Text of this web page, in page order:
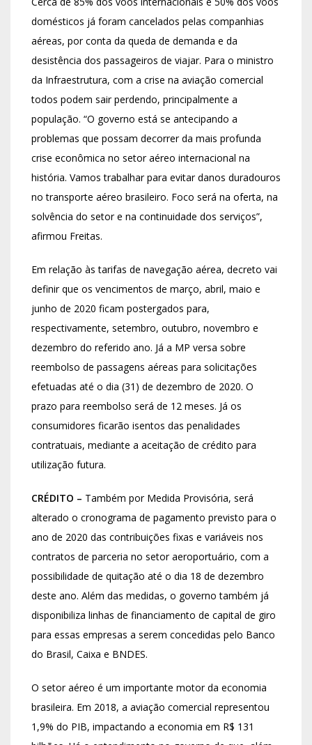
domésticos já foram cancelados pelas companhias
aéreas, por conta da queda de demanda e da
desistência dos passageiros de viajar. Para o ministro
da Infraestrutura, com a crise na aviação comercial
todos podem sair perdendo, principalmente a
população. “O governo está se antecipando a
problemas que possam decorrer da mais profunda
crise econômica no setor aéreo internacional na
história. Vamos trabalhar para evitar danos duradouros
no transporte aéreo brasileiro. Foco será na oferta, na
solvência do setor e na continuidade dos serviços”,
afirmou Freitas.
Em relação às tarifas de navegação aérea, decreto vai
definir que os vencimentos de março, abril, maio e
junho de 2020 ficam postergados para,
respectivamente, setembro, outubro, novembro e
dezembro do referido ano. Já a MP versa sobre
reembolso de passagens aéreas para solicitações
efetuadas até o dia (31) de dezembro de 2020. O
prazo para reembolso será de 12 meses. Já os
consumidores ficarão isentos das penalidades
contratuais, mediante a aceitação de crédito para
utilização futura.
CRÉDITO – Também por Medida Provisória, será
alterado o cronograma de pagamento previsto para o
ano de 2020 das contribuições fixas e variáveis nos
contratos de parceria no setor aeroportuário, com a
possibilidade de quitação até o dia 18 de dezembro
deste ano. Além das medidas, o governo também já
disponibiliza linhas de financiamento de capital de giro
para essas empresas a serem concedidas pelo Banco
do Brasil, Caixa e BNDES.
O setor aéreo é um importante motor da economia
brasileira. Em 2018, a aviação comercial representou
1,9% do PIB, impactando a economia em R$ 131